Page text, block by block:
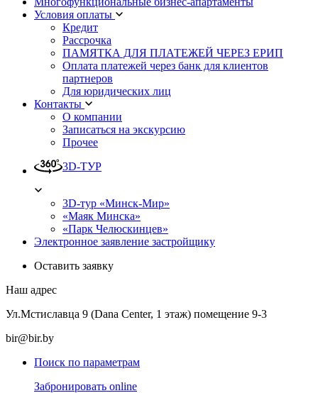
Условия оплаты
Кредит
Рассрочка
ПАМЯТКА ДЛЯ ПЛАТЕЖЕЙ ЧЕРЕЗ ЕРИП
Оплата платежей через банк для клиентов
партнеров
Для юридических лиц
Контакты
О компании
Записаться на экскурсию
Прочее
3D-ТУР
3D-тур «Минск-Мир»
«Маяк Минска»
«Парк Челюскинцев»
Электронное заявление застройщику
Оставить заявку
Наш адрес
Ул.Мстиславца 9 (Dana Center, 1 этаж) помещение 9-3
bir@bir.by
Поиск по параметрам
Забронировать online